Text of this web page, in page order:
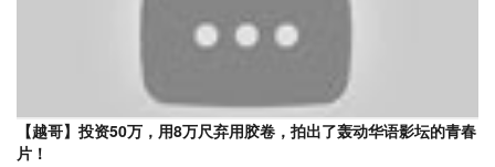
【越哥】投资50万，用8万尺弃用胶卷，拍出了轰动华语影坛的青春
片！